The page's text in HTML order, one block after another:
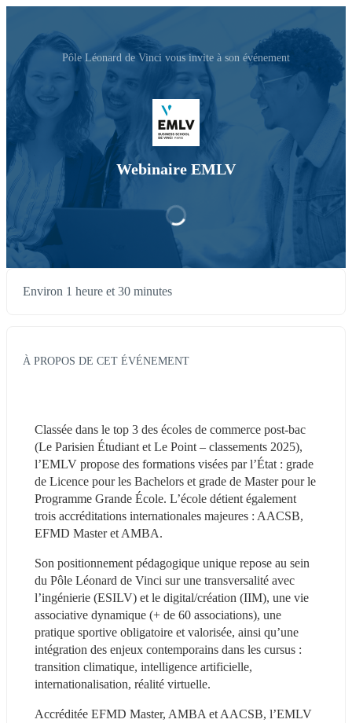
Pôle Léonard de Vinci vous invite à son événement
Webinaire EMLV
Environ 1 heure et 30 minutes
À PROPOS DE CET ÉVÉNEMENT
Classée dans le top 3 des écoles de commerce post-bac
(Le Parisien Étudiant et Le Point – classements 2025),
l’EMLV propose des formations visées par l’État : grade
de Licence pour les Bachelors et grade de Master pour le
Programme Grande École. L’école détient également
trois accréditations internationales majeures : AACSB,
EFMD Master et AMBA.
Son positionnement pédagogique unique repose au sein
du Pôle Léonard de Vinci sur une transversalité avec
l’ingénierie (ESILV) et le digital/création (IIM), une vie
associative dynamique (+ de 60 associations), une
pratique sportive obligatoire et valorisée, ainsi qu’une
intégration des enjeux contemporains dans les cursus :
transition climatique, intelligence artificielle,
internationalisation, réalité virtuelle.
Accréditée EFMD Master, AMBA et AACSB, l’EMLV